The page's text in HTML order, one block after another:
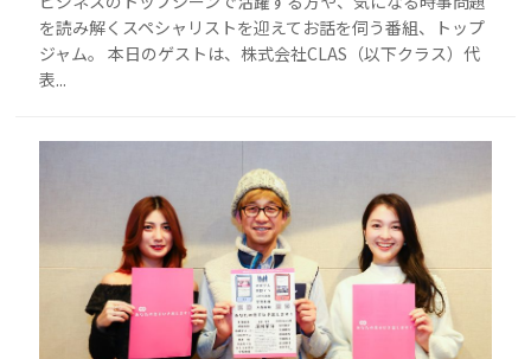
を読み解くスペシャリストを迎えてお話を伺う番組、トップ
ジャム。 本日のゲストは、株式会社CLAS（以下クラス）代
表...